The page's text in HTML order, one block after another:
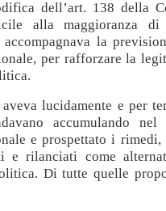
dell’art. 138 della
alla maggioranza di
la
per rafforzare la
aveva lucidamente e per
accumulando nel
e prospettato i rimedi,
e rilanciati come
Di tutte quelle